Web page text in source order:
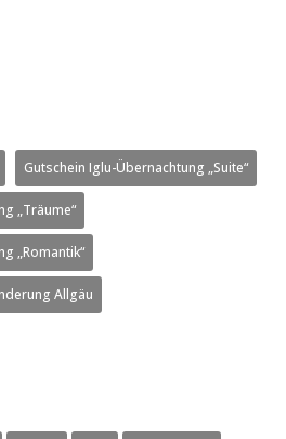
Gutschein Iglu-Übernachtung „Suite“
„Träume“
„Romantik“
Allgäu